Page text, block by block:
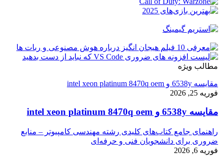
مطالب ویژه
مقایسه 6538y و intel xeon platinum 8470q oem
فوریه 25, 2026
مقایسه 6538y و intel xeon platinum 8470q oem
راهنمای جامع کتاب‌های کلیدی رشته مهندسی کامپیوتر – منابع
ضروری برای دانشجویان فنی و حرفه‌ای
فوریه 6, 2026